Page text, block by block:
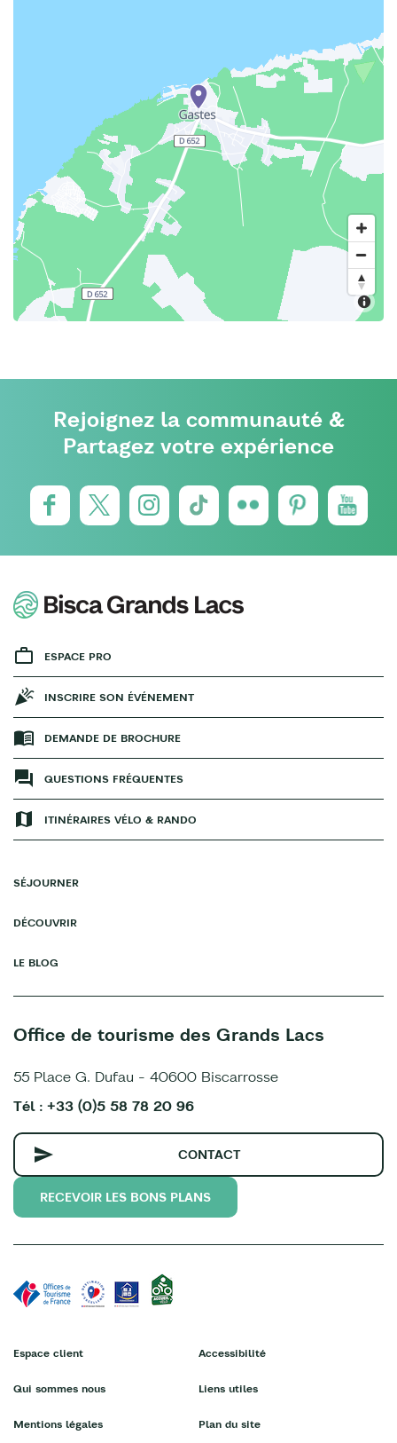
Rejoignez la communauté &
Partagez votre expérience
ESPACE PRO
INSCRIRE SON ÉVÉNEMENT
DEMANDE DE BROCHURE
QUESTIONS FRÉQUENTES
ITINÉRAIRES VÉLO & RANDO
SÉJOURNER
DÉCOUVRIR
LE BLOG
Office de tourisme des Grands Lacs
55 Place G. Dufau - 40600 Biscarrosse
Tél : +33 (0)5 58 78 20 96
CONTACT
RECEVOIR LES BONS PLANS
Espace client
Qui sommes nous
Mentions légales
Accessibilité
Liens utiles
Plan du site